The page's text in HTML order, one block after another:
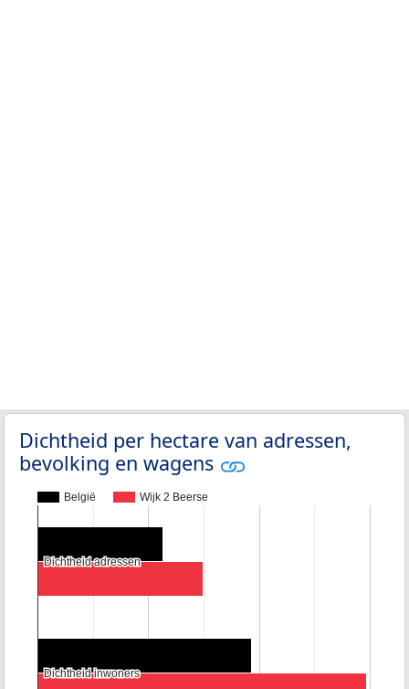
Dichtheid per hectare van adressen,
bevolking en wagens
België Wijk 2 Beerse
Dichtheid adressen
Dichtheid adressen
Dichtheid inwoners
Dichtheid inwoners